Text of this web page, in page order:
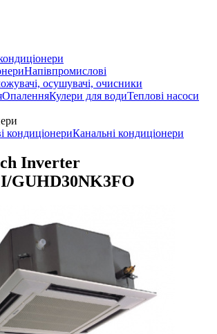
Напівпромислові
осушувачі, очисники
ОпаленняКулери для водиТеплові насоси
кондиціонериКанальні кондиціонери
Inverter
GUHD30NK3FO